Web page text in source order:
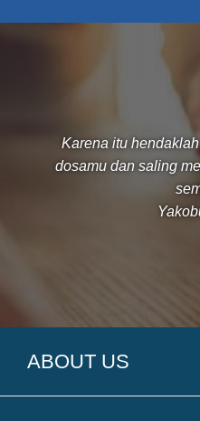
Karena itu
dosamu dan saling
ABOUT US